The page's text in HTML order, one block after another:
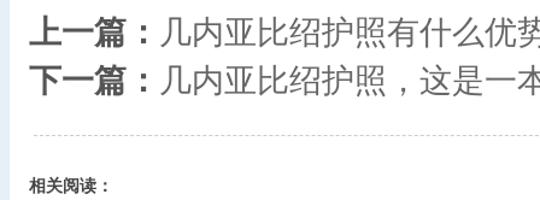
上一篇： 几内亚比绍护照有什么优
下一篇： 几内亚比绍护照，这是一
相关阅读：